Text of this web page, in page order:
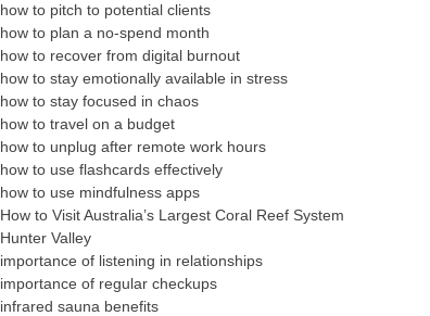
how to pitch to potential clients
how to plan a no-spend month
how to recover from digital burnout
how to stay emotionally available in stress
how to stay focused in chaos
how to travel on a budget
how to unplug after remote work hours
how to use flashcards effectively
how to use mindfulness apps
How to Visit Australia’s Largest Coral Reef System
Hunter Valley
importance of listening in relationships
importance of regular checkups
infrared sauna benefits